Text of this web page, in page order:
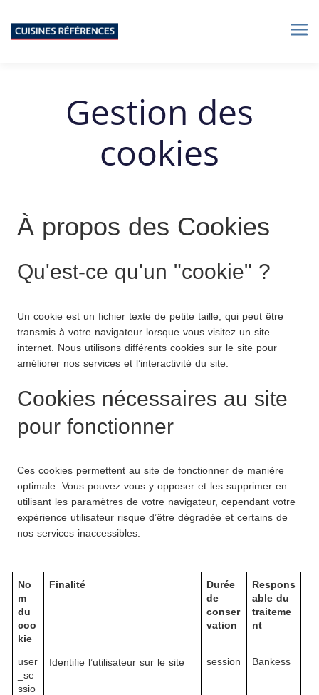
Gestion des
cookies
À propos des Cookies
Qu'est-ce qu'un "cookie" ?
Un cookie est un fichier texte de petite taille, qui peut être
transmis à votre navigateur lorsque vous visitez un site
internet. Nous utilisons différents cookies sur le site pour
améliorer nos services et l’interactivité du site.
Cookies nécessaires au site
pour fonctionner
Ces cookies permettent au site de fonctionner de manière
optimale. Vous pouvez vous y opposer et les supprimer en
utilisant les paramètres de votre navigateur, cependant votre
expérience utilisateur risque d’être dégradée et certains de
nos services inaccessibles.
No
m
du
coo
kie
Finalité
Durée
de
conser
vation
Respons
able du
traiteme
nt
user
_se
ssio
Identifie l’utilisateur sur le site session Bankess